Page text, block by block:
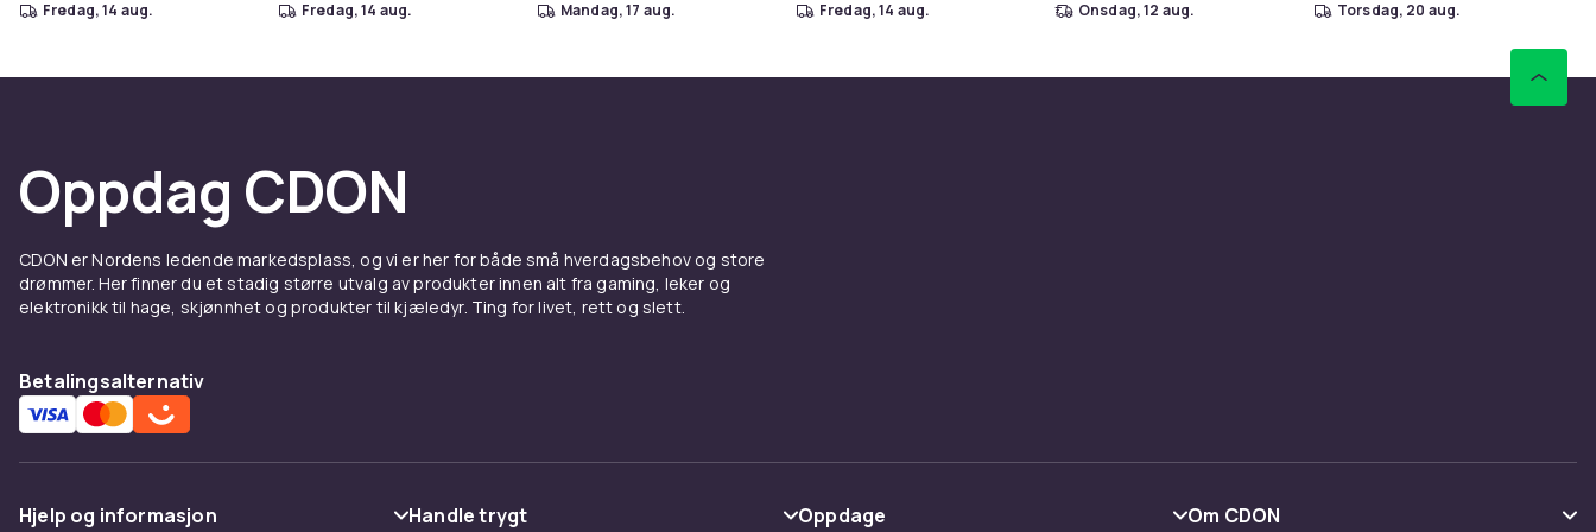
fredag, 14 aug. fredag, 14 aug. mandag, 17 aug. fredag, 14 aug. onsdag, 12 aug. torsdag, 20 aug.
Oppdag CDON
CDON er Nordens ledende markedsplass, og vi er her for både små hverdagsbehov og store
drømmer. Her finner du et stadig større utvalg av produkter innen alt fra gaming, leker og
elektronikk til hage, skjønnhet og produkter til kjæledyr. Ting for livet, rett og slett.
Betalingsalternativ
Hjelp og informasjon Handle trygt Oppdage
Om CDON